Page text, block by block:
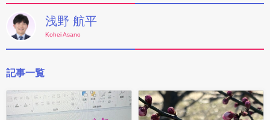
浅野 航平
Kohei Asano
記事一覧